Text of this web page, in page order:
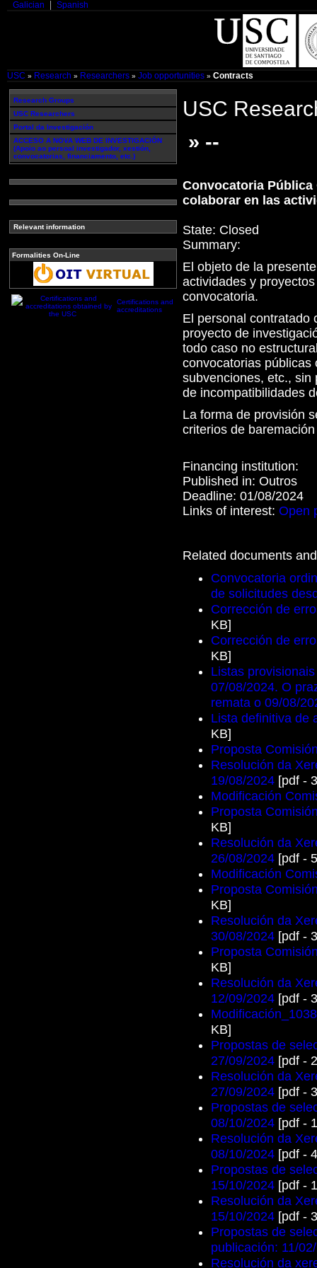
Galician Spanish
USC » Research » Researchers » Job opportunities » Contracts
Research Groups
USC Researchers
Portal da Investigación
ACCESO A NOVA WEB DE INVESTIGACIÓN
(Apoio ao persoal investigador, xestión,
convocatorias, financiamento, etc.)
Relevant information
Formalities On-Line
Certifications and
accreditations
USC
» --
Convocatoria Pública
colaborar en las
State: Closed
Summary:
El objeto de la
actividades y
convocatoria.
El personal contratado
proyecto de
todo caso no
convocatorias públicas
subvenciones, etc., sin
de incompatibilidades
La forma de provisión
criterios de
Financing institution:
Published in: Outros
Deadline: 01/08/2024
Links of interest: Open
Related documents
Convocatoria
de solicitudes
Corrección de
KB]
Corrección de
KB]
Listas
07/08/2024. O
remata o 09/08/
Lista definitiva de
KB]
Proposta
Resolución da
19/08/2024 [pdf -
Modificación
Proposta
KB]
Resolución da
26/08/2024 [pdf -
Modificación
Proposta
KB]
Resolución da
30/08/2024 [pdf -
Proposta
KB]
Resolución da
12/09/2024 [pdf -
KB]
Propostas de
27/09/2024 [pdf -
Resolución da
27/09/2024 [pdf -
Propostas de
08/10/2024 [pdf -
Resolución da
08/10/2024 [pdf -
Propostas de
15/10/2024 [pdf -
Resolución da
15/10/2024 [pdf -
Propostas de
publicación: 11/
Resolución da